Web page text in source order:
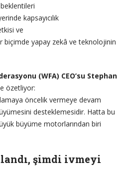
kapsayıcılık
ve
biçimde yapay zekâ ve teknolojinin
(WFA) CEO’su Stephan
özetliyor:
öncelik vermeye devam
desteklemesidir. Hatta bu
büyüme motorlarından biri
şimdi ivmeyi